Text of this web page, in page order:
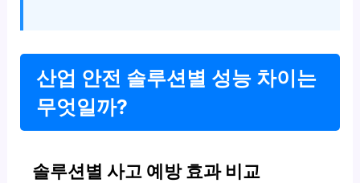
산업 안전 솔루션별 성능 차이는
무엇일까?
솔루션별 사고 예방 효과 비교